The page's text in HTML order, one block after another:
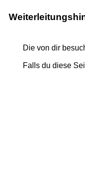
Die von dir
Falls du diese